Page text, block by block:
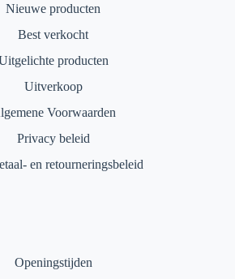
Nieuwe producten
Best verkocht
producten
Uitverkoop
Voorwaarden
Privacy beleid
en retourneringsbeleid
Openingstijden